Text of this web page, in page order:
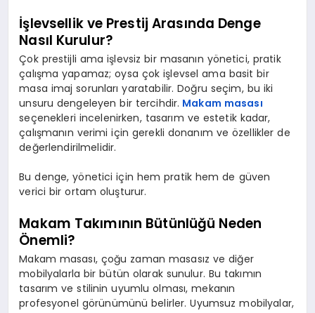
İşlevsellik ve Prestij Arasında Denge
Nasıl Kurulur?
Çok prestijli ama işlevsiz bir masanın yönetici, pratik
çalışma yapamaz; oysa çok işlevsel ama basit bir
masa imaj sorunları yaratabilir. Doğru seçim, bu iki
unsuru dengeleyen bir tercihdir. Makam masası
seçenekleri incelenirken, tasarım ve estetik kadar,
çalışmanın verimi için gerekli donanım ve özellikler de
değerlendirilmelidir.
Bu denge, yönetici için hem pratik hem de güven
verici bir ortam oluşturur.
Makam Takımının Bütünlüğü Neden
Önemli?
Makam masası, çoğu zaman masasız ve diğer
mobilyalarla bir bütün olarak sunulur. Bu takımın
tasarım ve stilinin uyumlu olması, mekanın
profesyonel görünümünü belirler. Uyumsuz mobilyalar,